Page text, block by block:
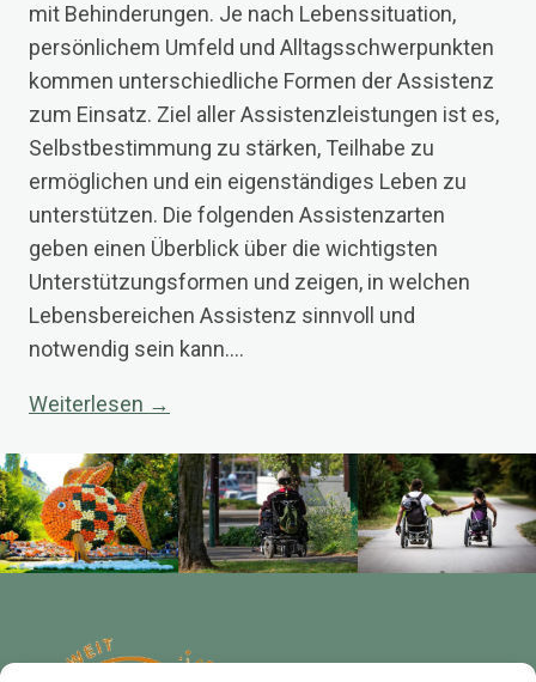
mit Behinderungen. Je nach Lebenssituation,
persönlichem Umfeld und Alltagsschwerpunkten
kommen unterschiedliche Formen der Assistenz
zum Einsatz. Ziel aller Assistenzleistungen ist es,
Selbstbestimmung zu stärken, Teilhabe zu
ermöglichen und ein eigenständiges Leben zu
unterstützen. Die folgenden Assistenzarten
geben einen Überblick über die wichtigsten
Unterstützungsformen und zeigen, in welchen
Lebensbereichen Assistenz sinnvoll und
notwendig sein kann.…
Weiterlesen →